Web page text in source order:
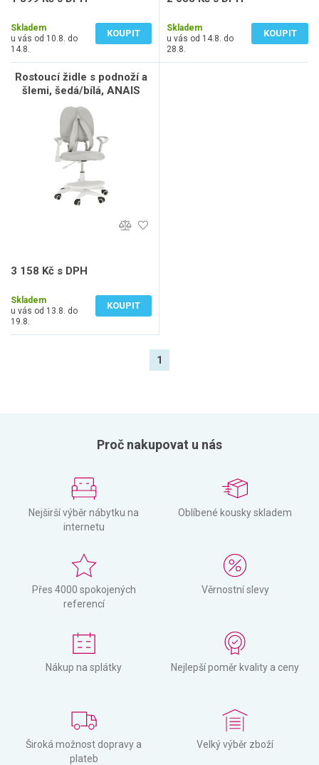
Skladem
u vás od 10.8. do
14.8.
KOUPIT
Skladem
u vás od 14.8. do
28.8.
KOUPIT
Rostoucí židle s podnoží a
šlemi, šedá/bílá, ANAIS
3 158 Kč s DPH
Skladem
u vás od 13.8. do
19.8.
KOUPIT
1
Proč nakupovat u nás
Nejširší výběr nábytku na
internetu
Oblíbené kousky skladem
Přes 4000 spokojených
referencí
Věrnostní slevy
Nákup na splátky Nejlepší poměr kvality a ceny
Široká možnost dopravy a
plateb
Velký výběr zboží